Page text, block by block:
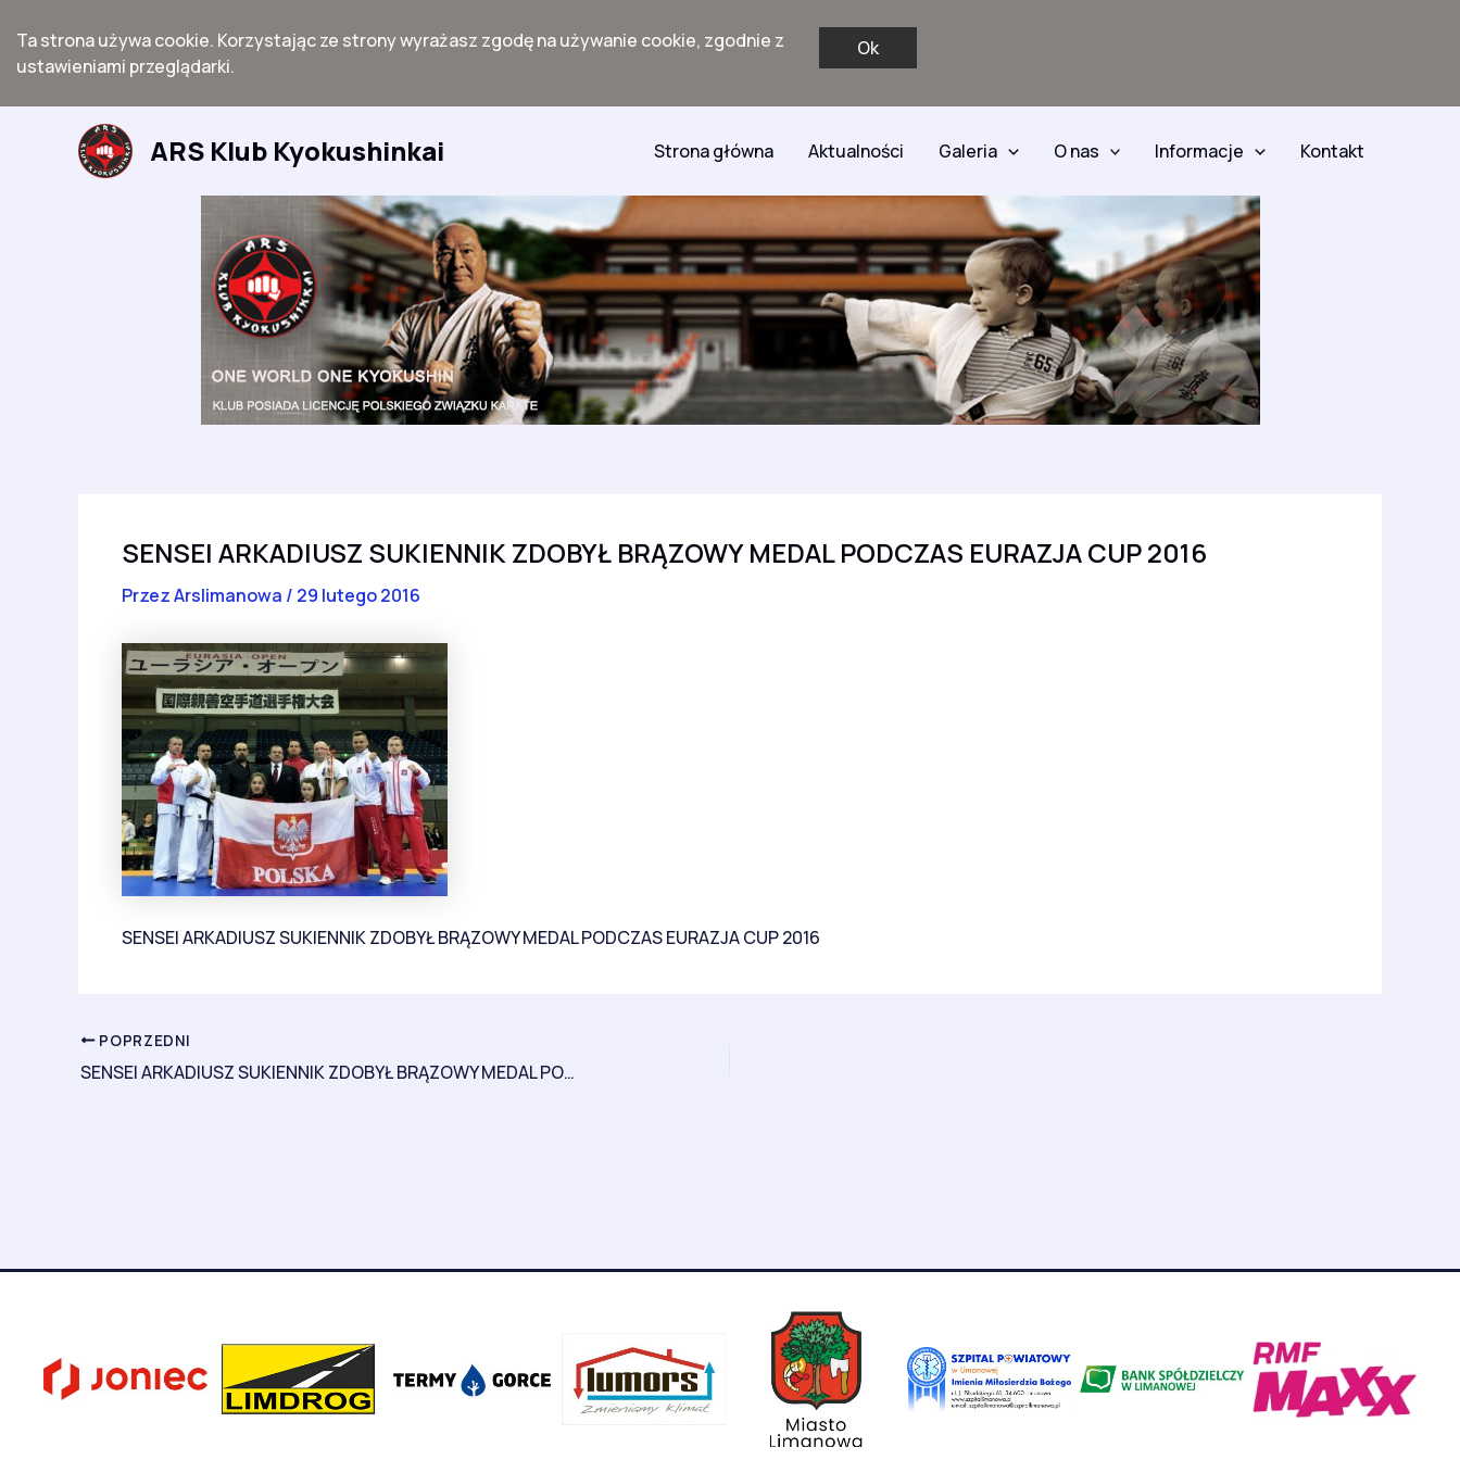
Ta strona używa cookie. Korzystając ze strony wyrażasz zgodę na używanie cookie, zgodnie z
ustawieniami przeglądarki.
Ok
ARS Klub Kyokushinkai Strona główna Aktualności Galeria O nas Informacje Kontakt
SENSEI ARKADIUSZ SUKIENNIK ZDOBYŁ BRĄZOWY MEDAL PODCZAS EURAZJA CUP 2016
PrzezArslimanowa / 29 lutego 2016
SENSEI ARKADIUSZ SUKIENNIK ZDOBYŁ BRĄZOWY MEDAL PODCZAS EURAZJA CUP 2016
POPRZEDNI
SENSEI ARKADIUSZ SUKIENNIK ZDOBYŁ BRĄZOWY MEDAL PODCZAS EURAZJA CUP 2016